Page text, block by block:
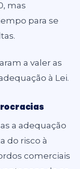
mas
para se
a valer as
à Lei.
a adequação
do risco à
comerciais